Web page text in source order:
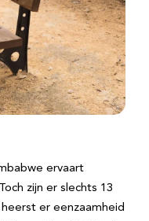
ervaart
zijn er slechts 13
er eenzaamheid